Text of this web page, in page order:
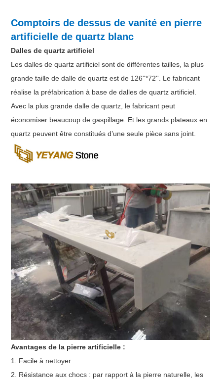
Comptoirs de dessus de vanité en pierre
artificielle de quartz blanc
Dalles de quartz artificiel
Les dalles de quartz artificiel sont de différentes tailles, la plus
grande taille de dalle de quartz est de 126''*72''. Le fabricant
réalise la préfabrication à base de dalles de quartz artificiel.
Avec la plus grande dalle de quartz, le fabricant peut
économiser beaucoup de gaspillage. Et les grands plateaux en
quartz peuvent être constitués d’une seule pièce sans joint.
Avantages de la pierre artificielle :
1. Facile à nettoyer
2. Résistance aux chocs : par rapport à la pierre naturelle, les